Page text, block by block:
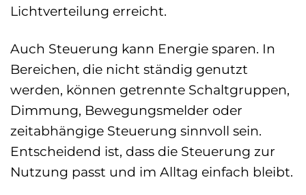
Lichtverteilung erreicht.
Auch Steuerung kann Energie sparen. In
Bereichen, die nicht ständig genutzt
werden, können getrennte Schaltgruppen,
Dimmung, Bewegungsmelder oder
zeitabhängige Steuerung sinnvoll sein.
Entscheidend ist, dass die Steuerung zur
Nutzung passt und im Alltag einfach bleibt.